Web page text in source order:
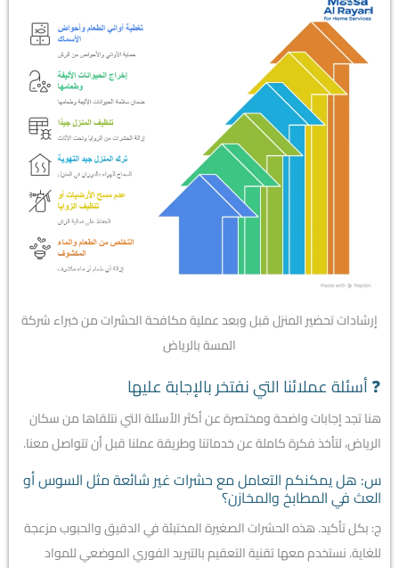
إرشادات تحضير المنزل قبل وبعد عملية مكافحة الحشرات من خبراء شركة
المسة بالرياض
❓ أسئلة عملائنا التي نفتخر بالإجابة عليها
هنا تجد إجابات واضحة ومختصرة عن أكثر الأسئلة التي نتلقاها من سكان
الرياض، لتأخذ فكرة كاملة عن خدماتنا وطريقة عملنا قبل أن تتواصل معنا.
س: هل يمكنكم التعامل مع حشرات غير شائعة مثل السوس أو
العث في المطابخ والمخازن؟
ج: بكل تأكيد. هذه الحشرات الصغيرة المختبئة في الدقيق والحبوب مزعجة
للغاية. نستخدم معها تقنية التعقيم بالتبريد الفوري الموضعي للمواد